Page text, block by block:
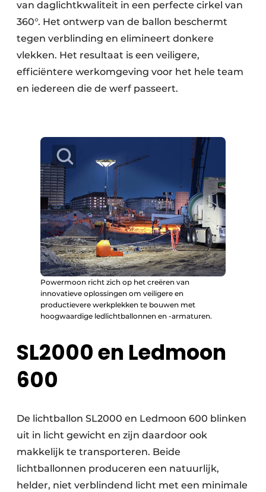
van daglichtkwaliteit in een perfecte cirkel van
360°. Het ontwerp van de ballon beschermt
tegen verblinding en elimineert donkere
vlekken. Het resultaat is een veiligere,
efficiëntere werkomgeving voor het hele team
en iedereen die de werf passeert.
Powermoon richt zich op het creëren van
innovatieve oplossingen om veiligere en
productievere werkplekken te bouwen met
hoogwaardige ledlichtballonnen en -armaturen.
SL2000 en Ledmoon
600
De lichtballon SL2000 en Ledmoon 600 blinken
uit in licht gewicht en zijn daardoor ook
makkelijk te transporteren. Beide
lichtballonnen produceren een natuurlijk,
helder, niet verblindend licht met een minimale